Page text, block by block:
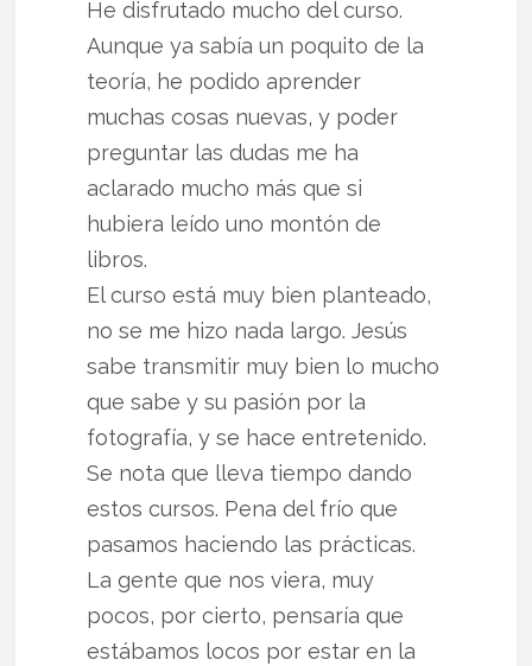
He disfrutado mucho del curso.
Aunque ya sabía un poquito de la
teoría, he podido aprender
muchas cosas nuevas, y poder
preguntar las dudas me ha
aclarado mucho más que si
hubiera leído uno montón de
libros.
El curso está muy bien planteado,
no se me hizo nada largo. Jesús
sabe transmitir muy bien lo mucho
que sabe y su pasión por la
fotografía, y se hace entretenido.
Se nota que lleva tiempo dando
estos cursos. Pena del frío que
pasamos haciendo las prácticas.
La gente que nos viera, muy
pocos, por cierto, pensaría que
estábamos locos por estar en la